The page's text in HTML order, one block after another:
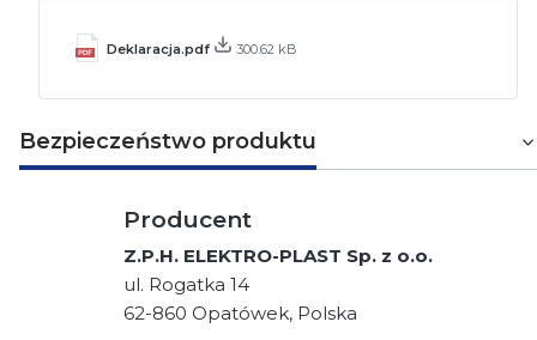
Deklaracja.pdf 300.62 kB
Bezpieczeństwo produktu
Producent
Z.P.H. ELEKTRO-PLAST Sp. z o.o.
ul. Rogatka 14
62-860 Opatówek, Polska